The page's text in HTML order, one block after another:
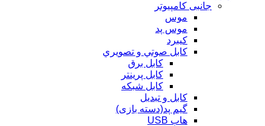
جانبی کامپیوتر
موس
موس پد
کیبرد
كابل صوتي و تصويري
کابل برق
کابل پرینتر
کابل شبکه
کابل و تبدیل
گیم پد(دسته بازی)
هاب USB